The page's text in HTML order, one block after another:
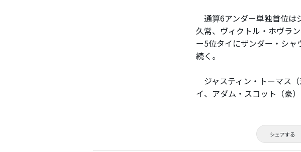
通算6アンダー単独首位は
久常、ヴィクトル・ホヴラ
ー5位タイにザンダー・シ
続く。
ジャスティン・トーマス
イ、アダム・スコット（豪
シェアする